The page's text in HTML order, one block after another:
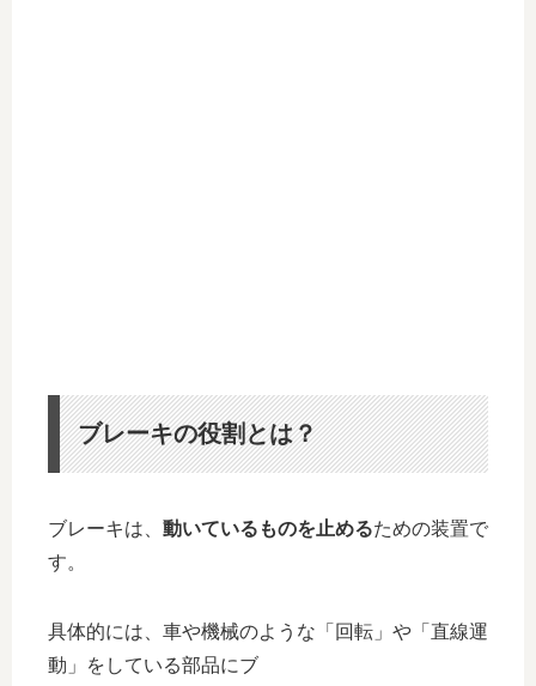
ブレーキの役割とは？
ブレーキは、 動いているものを止めるための装置で
す。
具体的には、車や機械のような「回転」や「直線運
動」をしている部品にブ